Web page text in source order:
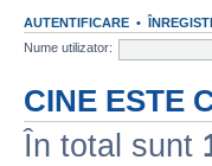
AUTENTIFICARE •
Nume utilizator:
CINE ESTE
În total sunt